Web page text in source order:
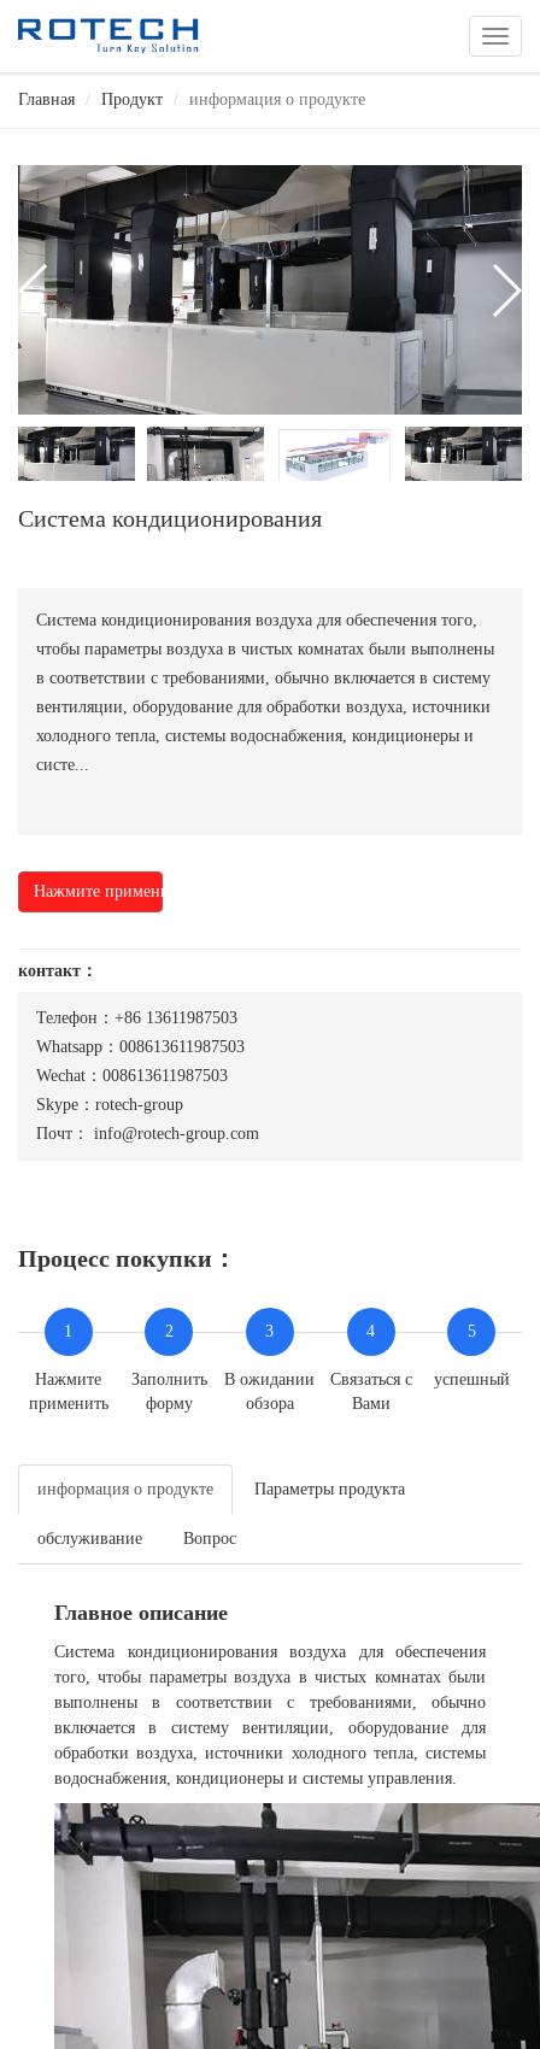
切
换
Главная Продукт информация о продукте
Система кондиционирования
Система кондиционирования воздуха для обеспечения того,
чтобы параметры воздуха в чистых комнатах были выполнены
в соответствии с требованиями, обычно включается в систему
вентиляции, оборудование для обработки воздуха, источники
холодного тепла, системы водоснабжения, кондиционеры и
систе...
Нажмите применить
контакт：
Телефон：+86 13611987503
Whatsapp：008613611987503
Wechat：008613611987503
Skype：rotech-group
Почт： info@rotech-group.com
Процесс покупки：
1
Нажмите
применить
2
Заполнить
форму
3
В ожидании
обзора
4
Связаться с
Вами
5
успешный
информация о продукте Параметры продукта
обслуживание Вопрос
Главное описание
Система кондиционирования воздуха для обеспечения
того, чтобы параметры воздуха в чистых комнатах были
выполнены в соответствии с требованиями, обычно
включается в систему вентиляции, оборудование для
обработки воздуха, источники холодного тепла, системы
водоснабжения, кондиционеры и системы управления.